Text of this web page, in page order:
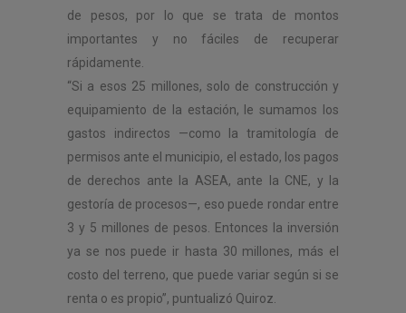
de pesos, por lo que se trata de montos
importantes y no fáciles de recuperar
rápidamente.
“Si a esos 25 millones, solo de construcción y
equipamiento de la estación, le sumamos los
gastos indirectos —como la tramitología de
permisos ante el municipio, el estado, los pagos
de derechos ante la ASEA, ante la CNE, y la
gestoría de procesos—, eso puede rondar entre
3 y 5 millones de pesos. Entonces la inversión
ya se nos puede ir hasta 30 millones, más el
costo del terreno, que puede variar según si se
renta o es propio”, puntualizó Quiroz.